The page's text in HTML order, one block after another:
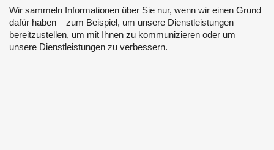
Wir sammeln Informationen über Sie nur, wenn wir einen Grund
dafür haben – zum Beispiel, um unsere Dienstleistungen
bereitzustellen, um mit Ihnen zu kommunizieren oder um
unsere Dienstleistungen zu verbessern.